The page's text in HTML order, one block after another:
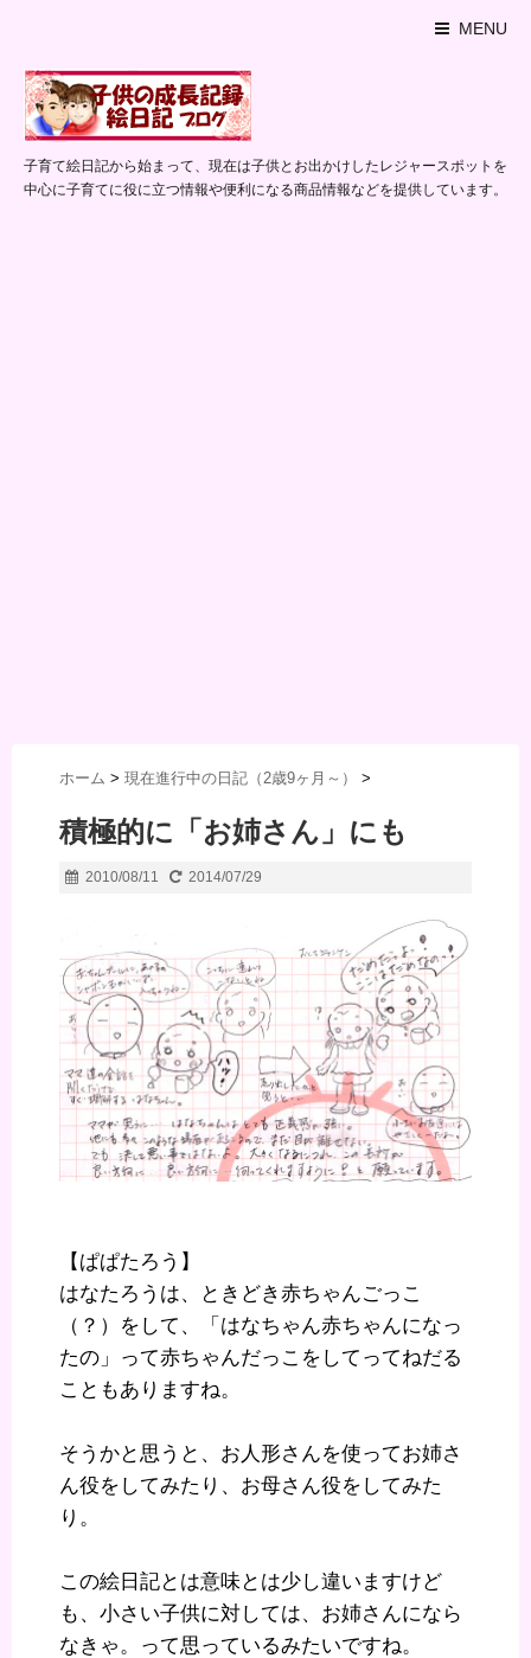
MENU
子育て絵日記から始まって、現在は子供とお出かけしたレジャースポットを
中心に子育てに役に立つ情報や便利になる商品情報などを提供しています。
ホーム > 現在進行中の日記（2歳9ヶ月～） >
積極的に「お姉さん」にも
2010/08/11 2014/07/29
【ぱぱたろう】
はなたろうは、ときどき赤ちゃんごっこ
（？）をして、「はなちゃん赤ちゃんになっ
たの」って赤ちゃんだっこをしてってねだる
こともありますね。
そうかと思うと、お人形さんを使ってお姉さ
ん役をしてみたり、お母さん役をしてみた
り。
この絵日記とは意味とは少し違いますけど
も、小さい子供に対しては、お姉さんになら
なきゃ。って思っているみたいですね。